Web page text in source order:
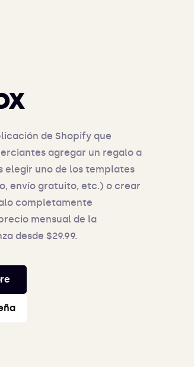
de Shopify que
agregar un regalo a
elegir uno de los templates
envío gratuito, etc.) o crear
completamente
mensual de la
desde $29.99.